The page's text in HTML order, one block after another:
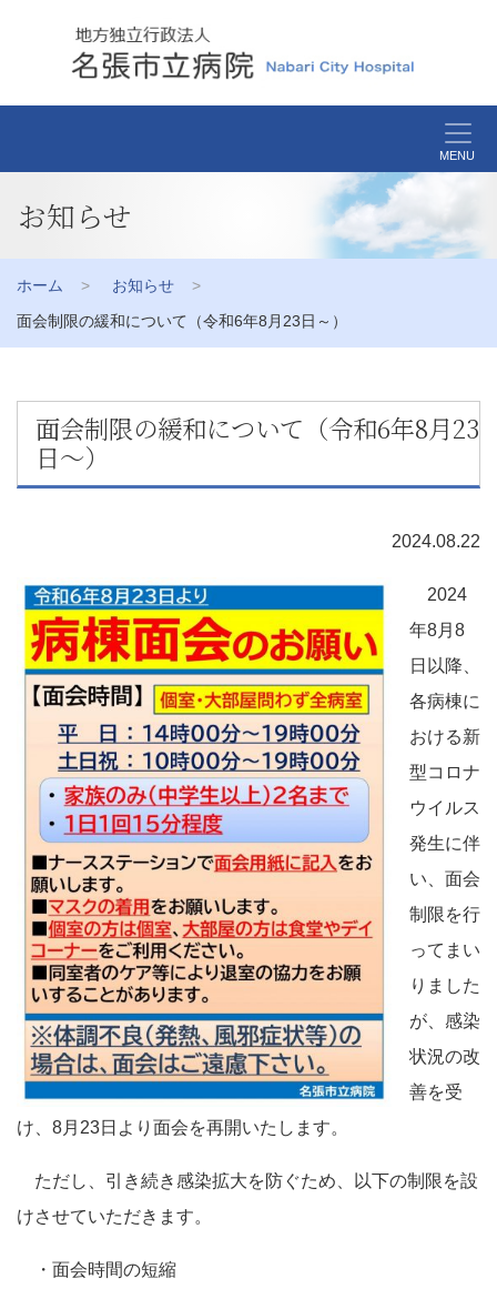
MENU
お知らせ
ホーム
お知らせ
面会制限の緩和について（令和6年8月23日～）
面会制限の緩和について（令和6年8月23
日～）
2024.08.22
2024
年8月8
日以降、
各病棟に
おける新
型コロナ
ウイルス
発生に伴
い、面会
制限を行
ってまい
りました
が、感染
状況の改
善を受
け、8月23日より面会を再開いたします。
ただし、引き続き感染拡大を防ぐため、以下の制限を設
けさせていただきます。
・面会時間の短縮